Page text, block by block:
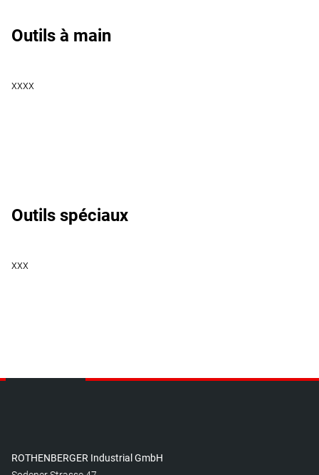
Outils à main
xxxx
Outils spéciaux
xxx
ROTHENBERGER Industrial GmbH